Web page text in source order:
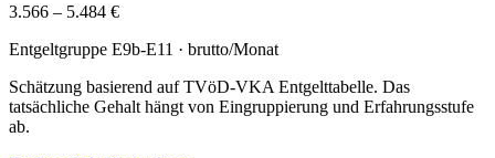
3.566 – 5.484 €
Entgeltgruppe E9b-E11 · brutto/Monat
Schätzung basierend auf TVöD-VKA Entgelttabelle. Das
tatsächliche Gehalt hängt von Eingruppierung und Erfahrungsstufe
ab.